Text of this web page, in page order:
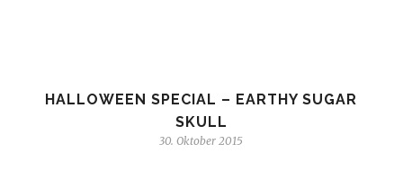
HALLOWEEN SPECIAL – EARTHY SUGAR
SKULL
30. Oktober 2015